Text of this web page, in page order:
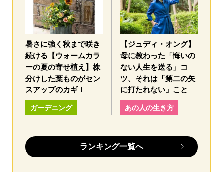
暑さに強く秋まで咲き
続ける【ウォームカラ
ーの夏の寄せ植え】株
分けした葉ものがセン
スアップのカギ！
ガーデニング
【ジュディ・オング】
母に教わった「悔いの
ない人生を送る」コ
ツ、それは「第二の矢
に打たれない」こと
あの人の生き方
ランキング一覧へ